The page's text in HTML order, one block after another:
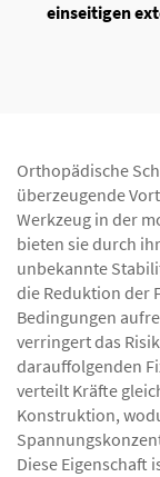
einseitigen
Orthopädische
überzeugende
Werkzeug in der
bieten sie durch
unbekannte
die Reduktion der
Bedingungen
verringert das
darauffolgenden
verteilt Kräfte
Konstruktion,
Diese Eigenschaft